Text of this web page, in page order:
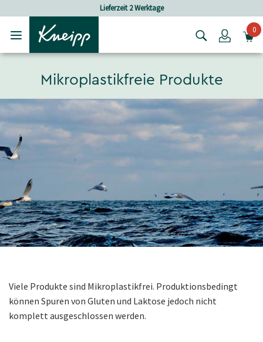
Lieferzeit 2 Werktage
Login0
Mikroplastikfreie Produkte
Viele Produkte sind Mikroplastikfrei. Produktionsbedingt
können Spuren von Gluten und Laktose jedoch nicht
komplett ausgeschlossen werden.